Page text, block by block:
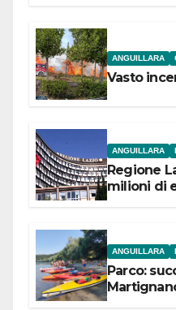
ANGUILLARA
Vasto
ANGUILLARA
Regione
milioni di
ANGUILLARA
Parco: